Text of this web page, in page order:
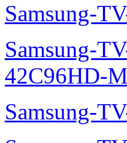
Samsung-
Samsung-
42C96HD-
Samsung-